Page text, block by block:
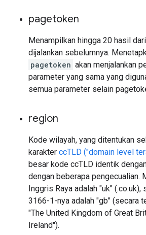
pagetoken
Menampilkan hingga 20 hasil
dijalankan sebelumnya.
pagetoken akan menjalankan
parameter yang sama yang
semua parameter selain
region
Kode wilayah, yang ditentukan
karakter ccTLD ("domain level
besar kode ccTLD identik
dengan beberapa pengecualian.
Inggris Raya adalah "uk" (.co.uk),
3166-1-nya adalah "gb" (secara
"The United Kingdom of Great
Ireland").